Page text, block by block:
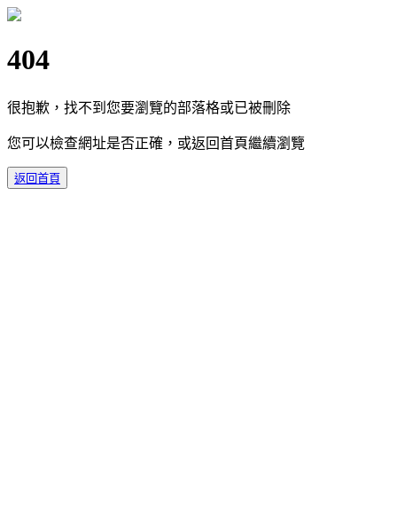
404
很抱歉，找不到您要瀏覽的部落格或已被刪除
您可以檢查網址是否正確，或返回首頁繼續瀏覽
返回首頁